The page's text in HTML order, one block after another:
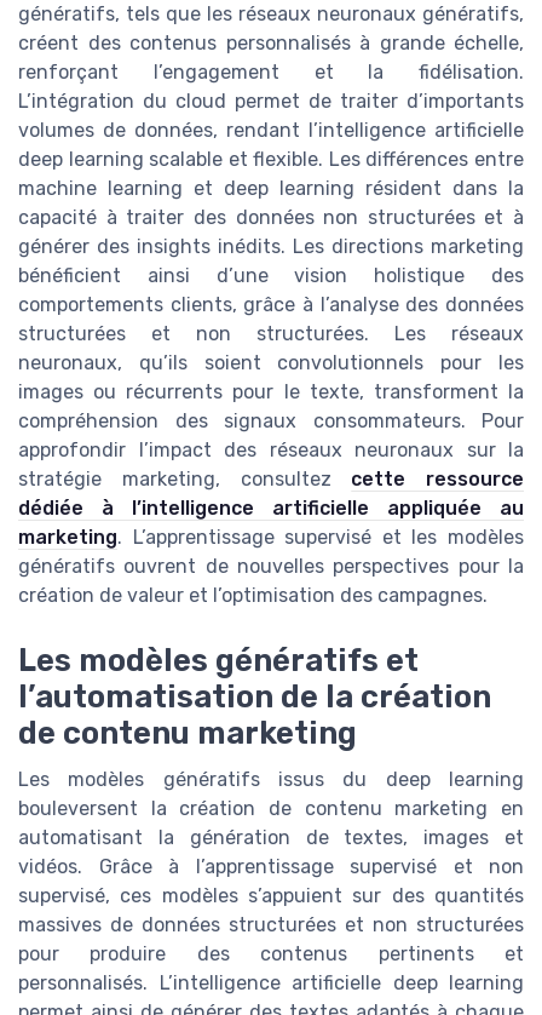
génératifs, tels que les réseaux neuronaux génératifs,
créent des contenus personnalisés à grande échelle,
renforçant l’engagement et la fidélisation.
L’intégration du cloud permet de traiter d’importants
volumes de données, rendant l’intelligence artificielle
deep learning scalable et flexible. Les différences entre
machine learning et deep learning résident dans la
capacité à traiter des données non structurées et à
générer des insights inédits. Les directions marketing
bénéficient ainsi d’une vision holistique des
comportements clients, grâce à l’analyse des données
structurées et non structurées. Les réseaux
neuronaux, qu’ils soient convolutionnels pour les
images ou récurrents pour le texte, transforment la
compréhension des signaux consommateurs. Pour
approfondir l’impact des réseaux neuronaux sur la
stratégie marketing, consultez cette ressource
dédiée à l’intelligence artificielle appliquée au
marketing. L’apprentissage supervisé et les modèles
génératifs ouvrent de nouvelles perspectives pour la
création de valeur et l’optimisation des campagnes.
Les modèles génératifs et
l’automatisation de la création
de contenu marketing
Les modèles génératifs issus du deep learning
bouleversent la création de contenu marketing en
automatisant la génération de textes, images et
vidéos. Grâce à l’apprentissage supervisé et non
supervisé, ces modèles s’appuient sur des quantités
massives de données structurées et non structurées
pour produire des contenus pertinents et
personnalisés. L’intelligence artificielle deep learning